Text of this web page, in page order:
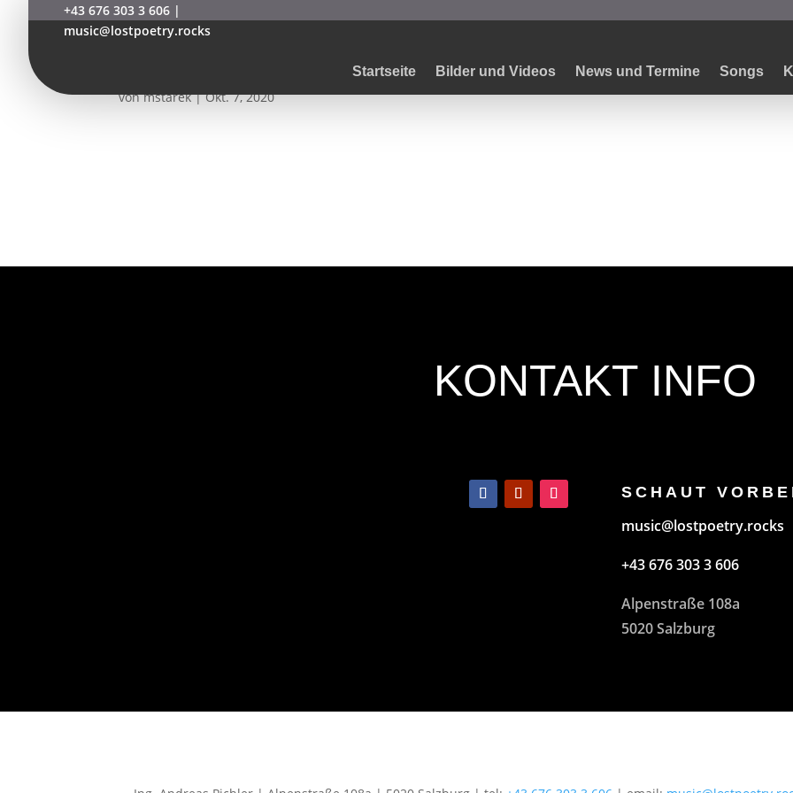
+43 676 303 3 606 |
music@lostpoetry.rocks
Startseite Bilder und Videos News und Termine Songs
acoustic-summer-2018_14
vonmstarek|Okt. 7, 2020
KONTAKT INFO
SCHAUT
music@lostpoetry.rocks
+43 676 303 3 606
Alpenstraße 108a
5020 Salzburg